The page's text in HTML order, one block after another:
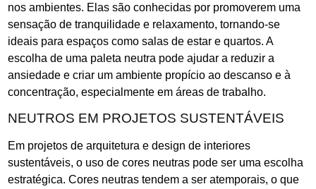
nos ambientes. Elas são conhecidas por promoverem uma
sensação de tranquilidade e relaxamento, tornando-se
ideais para espaços como salas de estar e quartos. A
escolha de uma paleta neutra pode ajudar a reduzir a
ansiedade e criar um ambiente propício ao descanso e à
concentração, especialmente em áreas de trabalho.
NEUTROS EM PROJETOS SUSTENTÁVEIS
Em projetos de arquitetura e design de interiores
sustentáveis, o uso de cores neutras pode ser uma escolha
estratégica. Cores neutras tendem a ser atemporais, o que